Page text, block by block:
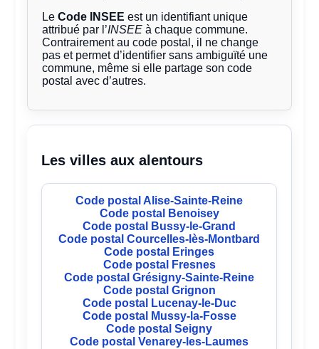
LeCode INSEE est un identifiant unique
attribué par l’INSEE à chaque commune.
Contrairement au code postal, il ne change
pas et permet d’identifier sans ambiguïté une
commune, même si elle partage son code
postal avec d’autres.
Les villes aux alentours
Code postal Alise-Sainte-Reine
Code postal Benoisey
Code postal Bussy-le-Grand
Code postal Courcelles-lès-Montbard
Code postal Eringes
Code postal Fresnes
Code postal Grésigny-Sainte-Reine
Code postal Grignon
Code postal Lucenay-le-Duc
Code postal Mussy-la-Fosse
Code postal Seigny
Code postal Venarey-les-Laumes